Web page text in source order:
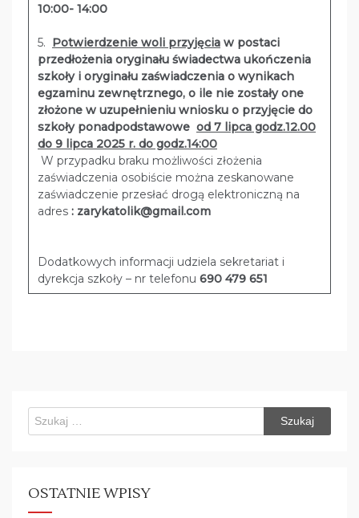
10:00- 14:00
5. Potwierdzenie woli przyjęcia w postaci
przedłożenia oryginału świadectwa ukończenia
szkoły i oryginału zaświadczenia o wynikach
egzaminu zewnętrznego, o ile nie zostały one
złożone w uzupełnieniu wniosku o przyjęcie do
szkoły ponadpodstawowe od 7 lipca godz.12.00
do 9 lipca 2025 r. do godz.14:00
W przypadku braku możliwości złożenia
zaświadczenia osobiście można zeskanowane
zaświadczenie przesłać drogą elektroniczną na
adres : zarykatolik@gmail.com
Dodatkowych informacji udziela sekretariat i
dyrekcja szkoły – nr telefonu 690 479 651
Szukaj:
OSTATNIE WPISY